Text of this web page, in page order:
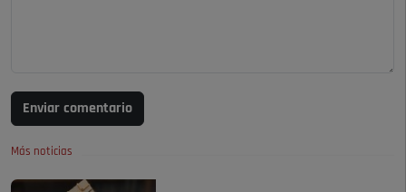
Enviar comentario
Más noticias